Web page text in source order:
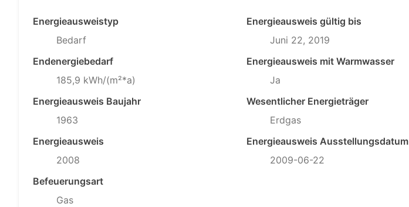
Energieausweistyp
Bedarf
Energieausweis gültig bis
Juni 22, 2019
Endenergiebedarf
185,9 kWh/(m²*a)
Energieausweis mit Warmwasser
Ja
Energieausweis Baujahr
1963
Wesentlicher Energieträger
Erdgas
Energieausweis
2008
Energieausweis Ausstellungsdatum
2009-06-22
Befeuerungsart
Gas